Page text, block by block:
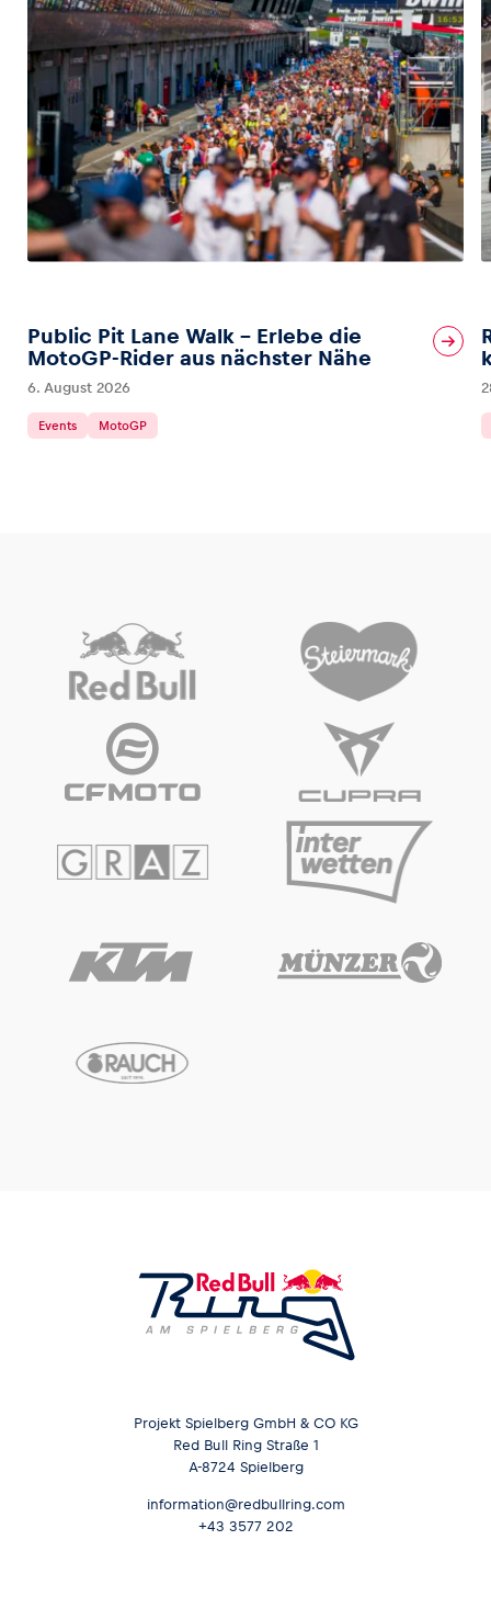
Public Pit Lane Walk – Erlebe die
MotoGP-Rider aus nächster Nähe
6. August 2026
Events MotoGP
Projekt Spielberg GmbH & CO KG
Red Bull Ring Straße 1
A-8724 Spielberg
information@redbullring.com
+43 3577 202